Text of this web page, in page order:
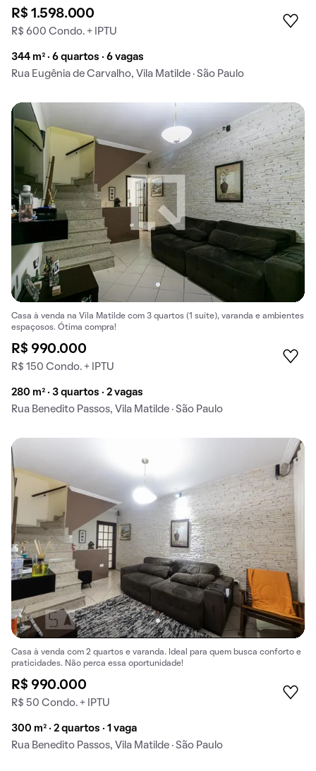
R$ 1.598.000
R$ 600 Condo. + IPTU
344 m² · 6 quartos · 6 vagas
Rua Eugênia de Carvalho, Vila Matilde · São Paulo
Casa à venda na Vila Matilde com 3 quartos (1 suíte), varanda e ambientes
espaçosos. Ótima compra!
R$ 990.000
R$ 150 Condo. + IPTU
280 m² · 3 quartos · 2 vagas
Rua Benedito Passos, Vila Matilde · São Paulo
Casa à venda com 2 quartos e varanda. Ideal para quem busca conforto e
praticidades. Não perca essa oportunidade!
R$ 990.000
R$ 50 Condo. + IPTU
300 m² · 2 quartos · 1 vaga
Rua Benedito Passos, Vila Matilde · São Paulo